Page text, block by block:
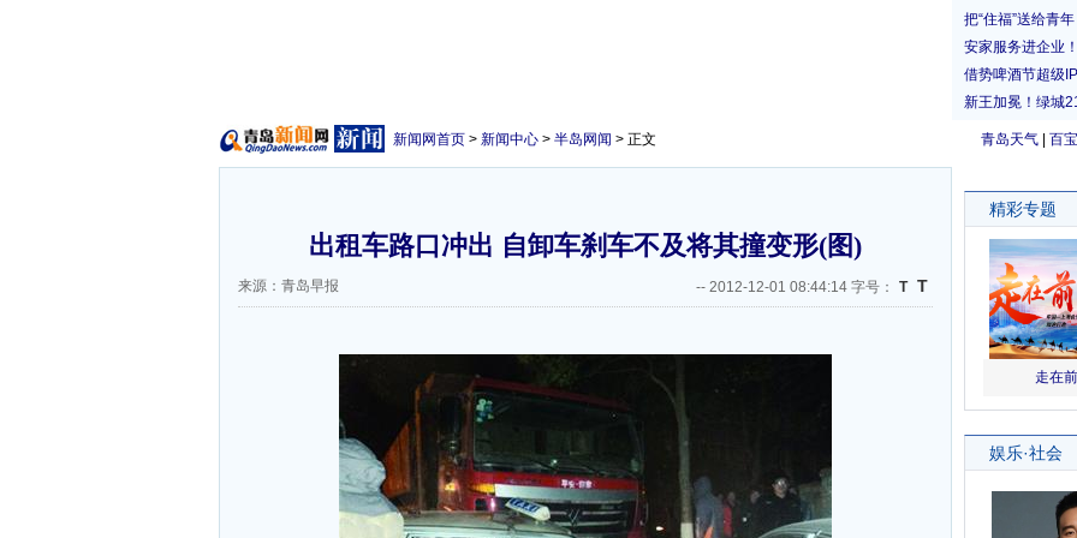
青岛天气 百
新闻网首页 > 新闻中心 > 半岛网闻 > 正文
出租车路口冲出 自卸车刹车不及将其撞变形(图)
来源：青岛早报 -- 2012-12-01 08:44:14 字号： T T